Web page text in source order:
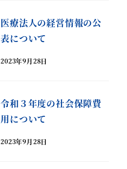
医療法人の経営情報の公
表について
2023年9月28日
令和３年度の社会保障費
用について
2023年9月28日